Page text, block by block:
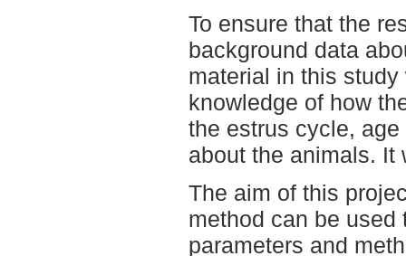
To ensure that the
background data
material in this
knowledge of how
the estrus cycle,
about the animals. It
The aim of this
method can be used
parameters and